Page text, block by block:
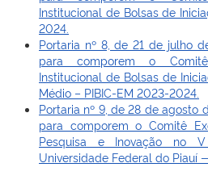
Institucional de Bolsas de
2024.
Portaria nº 8, de 21 de julho
para comporem o
Institucional de Bolsas de
Médio – PIBIC-EM 2023-2024.
Portaria nº 9, de 28 de agosto
para comporem o Comitê
Pesquisa e Inovação no
Universidade Federal do Piauí